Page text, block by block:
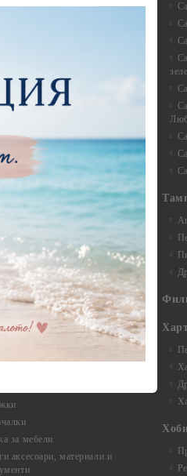
и лепящи средства
ленти
квадратчета и
ъгли
Основи - до 6,00 см
Основи - 7,00 - 15,00 см
Основи - над 15,00 см
- Други материали
за мебели
аксесоари, материали и